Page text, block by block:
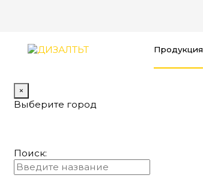
Продукция
×
Выберите город
Поиск: